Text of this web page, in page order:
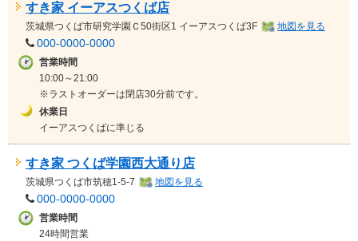
すき家 イーアスつくば店
茨城県つくば市研究学園Ｃ50街区1 イーアスつくば3F 地図を見る
000-0000-0000
営業時間
10:00～21:00
※ラストオーダーは閉店30分前です。
休業日
イーアスつくばに準じる
すき家 つくば学園西大通り店
茨城県つくば市筑穂1-5-7 地図を見る
000-0000-0000
営業時間
24時間営業